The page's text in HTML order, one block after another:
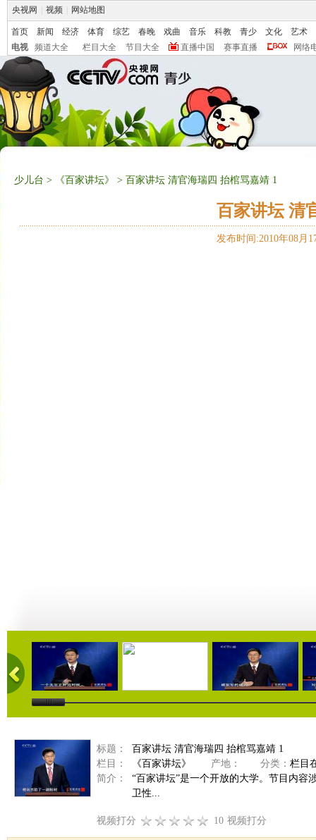
央视网 视频 网站地图
首页 新闻 经济 体育 综艺 春晚 戏曲 音乐 科教 青少 文化
艺术
电视
频道大全 栏目大全 节目大全 直播中国 赛事直播 网络
少儿台 > 《百家讲坛》 > 百家讲坛 清官海瑞四 抬棺骂嘉靖 1
百家讲坛 清
发布时间:2010年08月
15:43 23:37 21:54
标题：
百家讲坛 清官海瑞四 抬棺骂嘉靖 1
栏目：
《百家讲坛》 产地： 分类： 栏目
简介：
“百家讲坛”是一个开放的大学。节目内容
卫性...
视频打分 10 视频打分